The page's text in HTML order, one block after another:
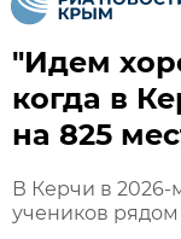
"Идем
когда в
на 825
В Керчи в 2026-
учеников